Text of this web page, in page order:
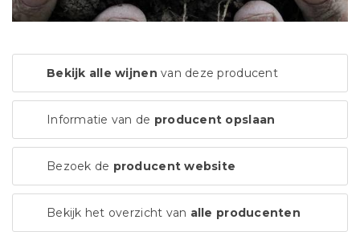
Bekijk alle wijnen van deze producent
Informatie van de producent opslaan
Bezoek de producent website
Bekijk het overzicht van alle producenten